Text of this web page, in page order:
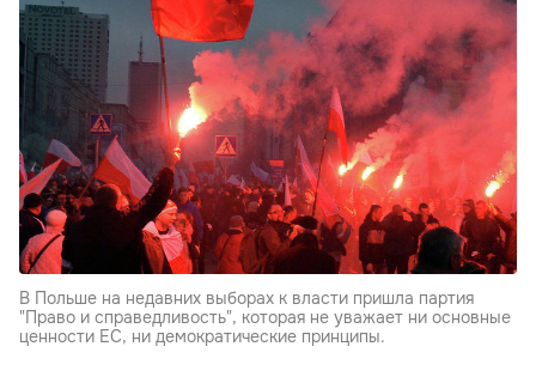
В Польше на недавних выборах к власти пришла партия
"Право и справедливость", которая не уважает ни основные
ценности ЕС, ни демократические принципы.